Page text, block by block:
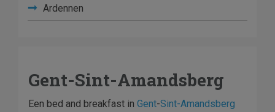
Ardennen
Gent-Sint-Amandsberg
Een bed and breakfast in Gent-Sint-Amandsberg